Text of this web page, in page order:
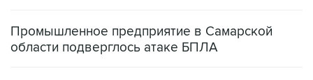
Промышленное предприятие в Самарской
области подверглось атаке БПЛА